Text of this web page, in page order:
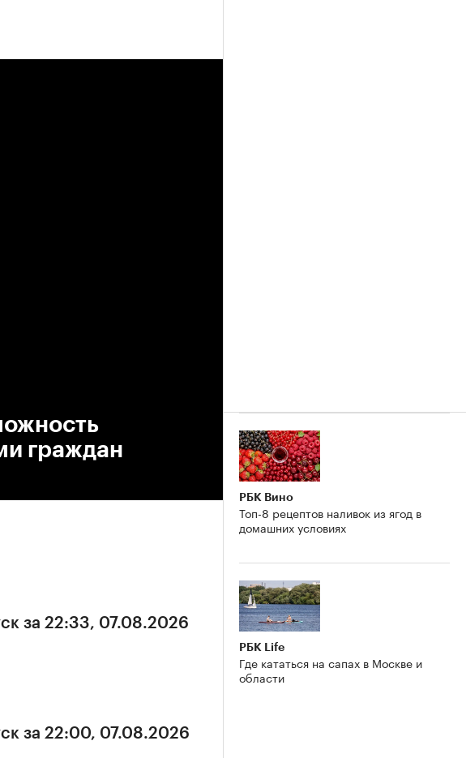
граждан
за 22:33, 07.08.2026
за 22:00, 07.08.2026
РБК Вино
Топ-8 рецептов наливок из ягод в
домашних условиях
РБК Life
Где кататься на сапах в Москве и
области